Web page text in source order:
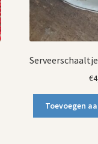
€
Toevoegen